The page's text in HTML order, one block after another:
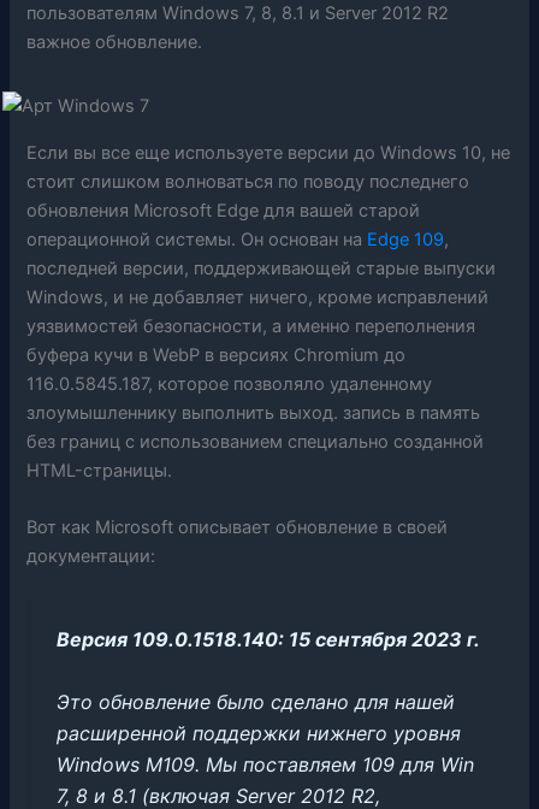
пользователям Windows 7, 8, 8.1 и Server 2012 R2
важное обновление.
Если вы все еще используете версии до Windows 10, не
стоит слишком волноваться по поводу последнего
обновления Microsoft Edge для вашей старой
операционной системы. Он основан на Edge 109,
последней версии, поддерживающей старые выпуски
Windows, и не добавляет ничего, кроме исправлений
уязвимостей безопасности, а именно переполнения
буфера кучи в WebP в версиях Chromium до
116.0.5845.187, которое позволяло удаленному
злоумышленнику выполнить выход. запись в память
без границ с использованием специально созданной
HTML-страницы.
Вот как Microsoft описывает обновление в своей
документации:
Версия 109.0.1518.140: 15 сентября 2023 г.
Это обновление было сделано для нашей
расширенной поддержки нижнего уровня
Windows M109. Мы поставляем 109 для Win
7, 8 и 8.1 (включая Server 2012 R2,